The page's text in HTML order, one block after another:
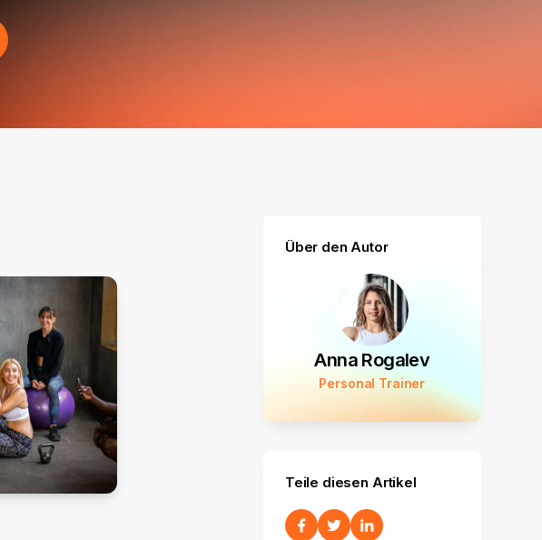
Über den Autor
Anna Rogalev
Personal Trainer
Teile diesen Artikel